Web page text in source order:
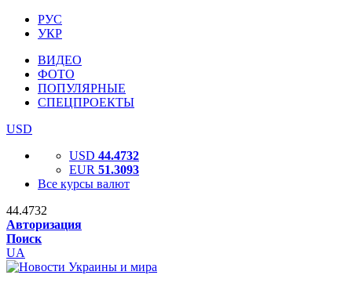
РУС
УКР
ВИДЕО
ФОТО
ПОПУЛЯРНЫЕ
СПЕЦПРОЕКТЫ
USD
USD 44.4732
EUR 51.3093
Все курсы валют
44.4732
Авторизация
Поиск
UA